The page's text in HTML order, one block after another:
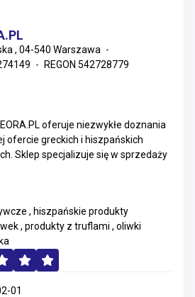
, 04-540 Warszawa
REGON 542728779
oferuje niezwykłe doznania
ofercie greckich i hiszpańskich
Sklep specjalizuje się w sprzedaży
, hiszpańskie produkty
, produkty z truflami , oliwki
01